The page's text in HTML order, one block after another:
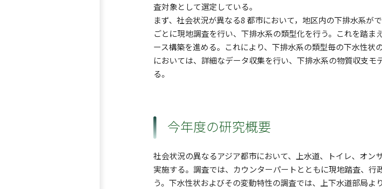
査対象として選定している。
まず、社会状況が異なる8 都市において，地区内の下排水系
ごとに現地調査を行い、下排水系の類型化を行う。これを踏
ース構築を進める。これにより、下排水系の類型毎の下水性
においては、詳細なデータ収集を行い、下排水系の物質収支
る。
今年度の研究概要
社会状況の異なるアジア都市において、上水道、トイレ、オ
実施する。調査では、カウンターパートとともに現地踏査、
う。下水性状およびその変動特性の調査では、上下水道部局